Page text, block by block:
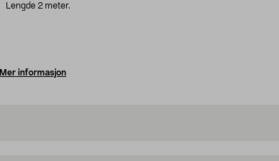
Lengde 2 meter.
Mer informasjon